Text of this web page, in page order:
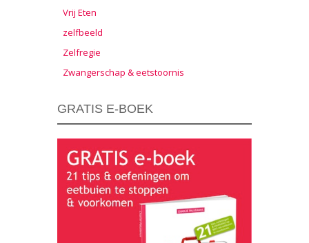
Vrij Eten
zelfbeeld
Zelfregie
Zwangerschap & eetstoornis
GRATIS E-BOEK